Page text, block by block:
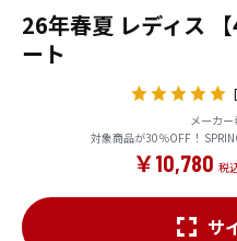
26年春夏 レディス
ート
メーカ
対象商品が30％OFF！
￥10,780
サ